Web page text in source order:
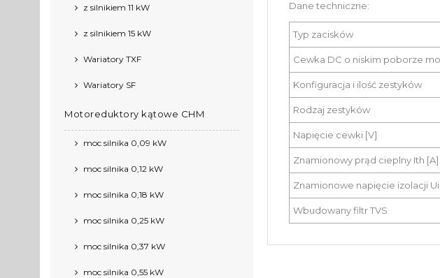
z silnikiem 11 kW
z silnikiem 15 kW
Wariatory TXF
Wariatory SF
Motoreduktory kątowe CHM
moc silnika 0,09 kW
moc silnika 0,12 kW
moc silnika 0,18 kW
moc silnika 0,25 kW
moc silnika 0,37 kW
moc silnika 0,55 kW
Dane techniczne:
Typ zacisków
Cewka DC o niskim poborze
Konfiguracja i ilość zestyków
Rodzaj zestyków
Napięcie cewki [V]
Znamionowy prąd cieplny Ith [A]
Znamionowe napięcie izolacji Ui
Wbudowany filtr TVS